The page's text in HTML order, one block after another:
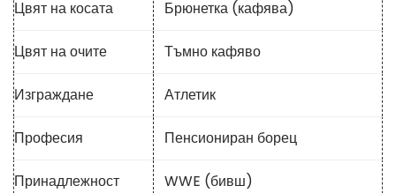
Цвят на косата Брюнетка (кафява)
Цвят на очите Тъмно кафяво
Изграждане Атлетик
Професия Пенсиониран борец
Принадлежност WWE (бивш)